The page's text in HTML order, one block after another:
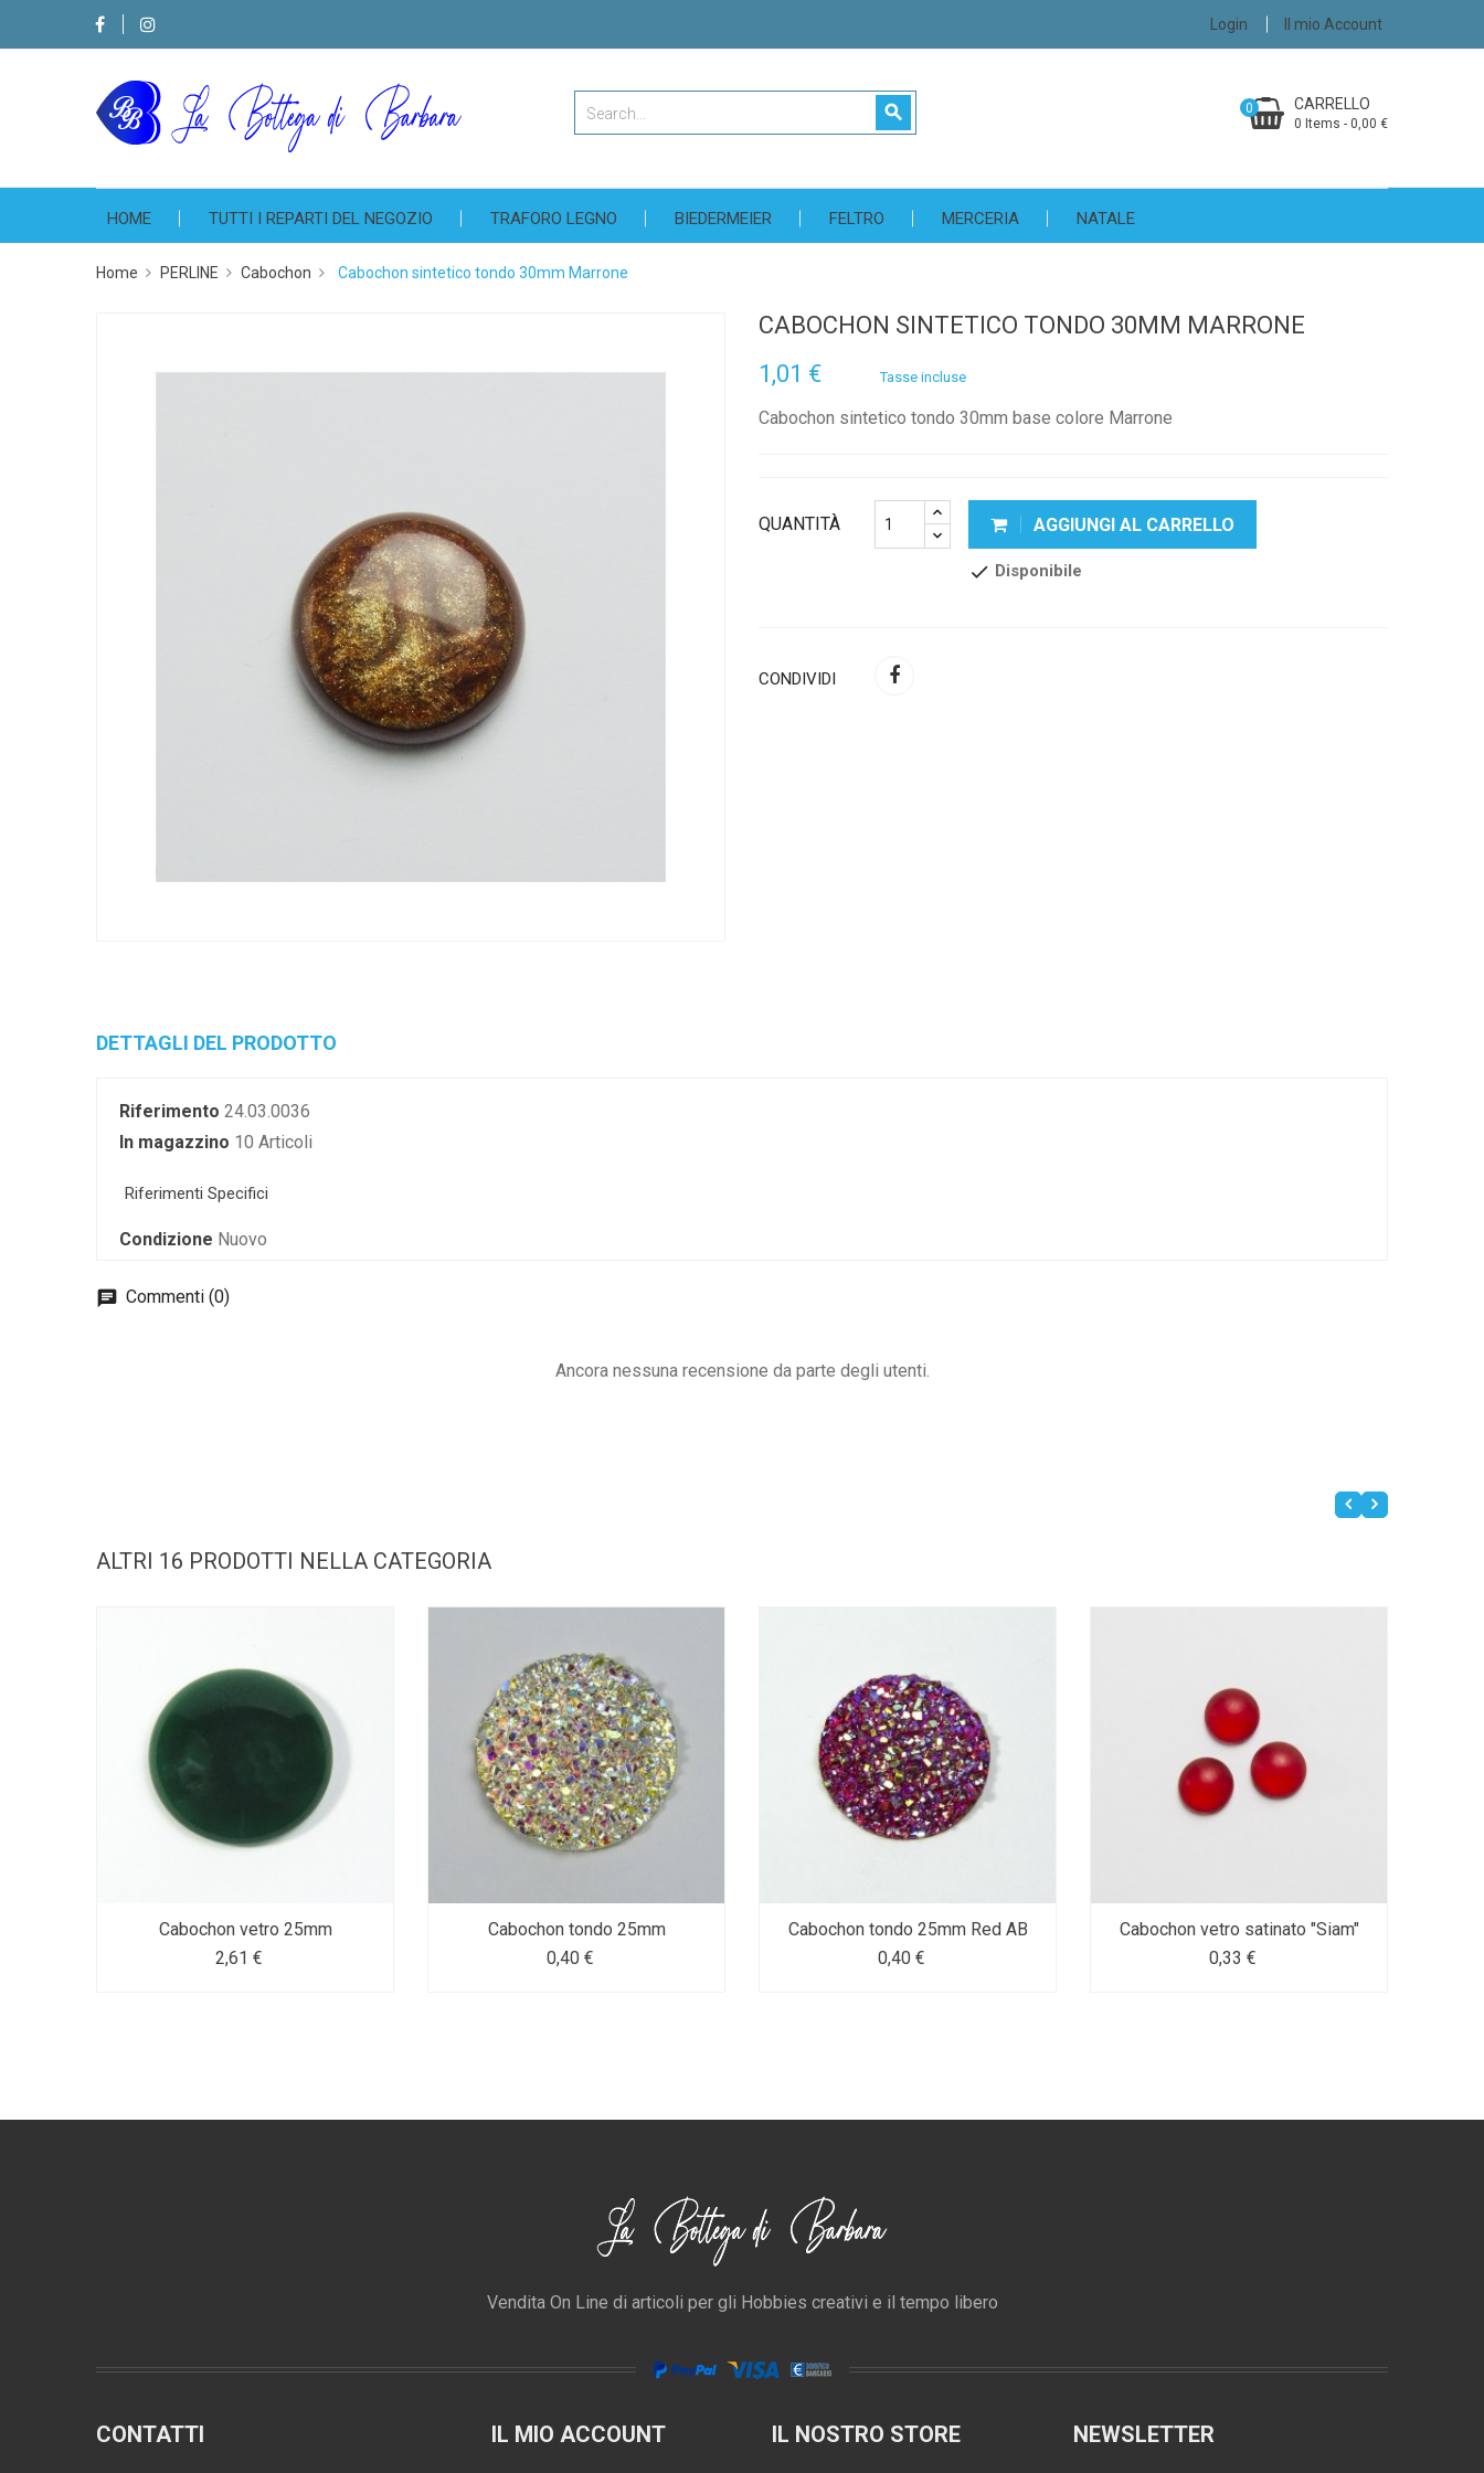
Login Il mio Account
search CARRELLO
0 Items - 0,00 €
0
HOME TUTTI I REPARTI DEL NEGOZIO TRAFORO LEGNO BIEDERMEIER FELTRO MERCERIA NATALE
Home PERLINE Cabochon Cabochon sintetico tondo 30mm Marrone
CABOCHON SINTETICO TONDO 30MM MARRONE
1,01 €
Tasse incluse
Cabochon sintetico tondo 30mm base colore Marrone
QUANTITÀ AGGIUNGI AL CARRELLO
check Disponibile
CONDIVIDI
DETTAGLI DEL PRODOTTO
Riferimento 24.03.0036
In magazzino 10 Articoli
Riferimenti Specifici
Condizione Nuovo
Commenti (0)
Ancora nessuna recensione da parte degli utenti.
ALTRI 16 PRODOTTI NELLA CATEGORIA
Cabochon vetro 25mm
2,61 €
Cabochon tondo 25mm
0,40 €
Cabochon tondo 25mm Red AB
0,40 €
Cabochon vetro satinato "Siam"
0,33 €
Vendita On Line di articoli per gli Hobbies creativi e il tempo libero
CONTATTI IL MIO ACCOUNT IL NOSTRO STORE NEWSLETTER